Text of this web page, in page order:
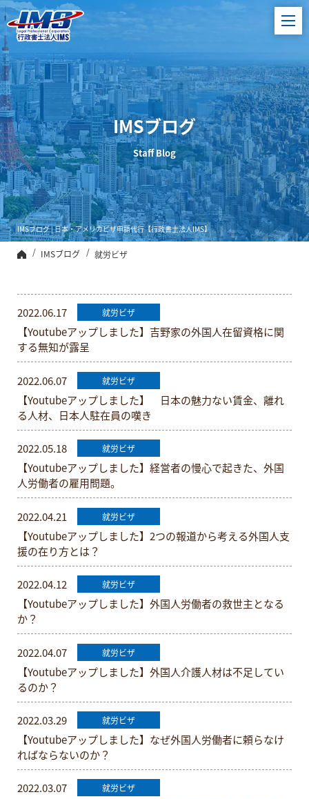
ビザ申請代行、
日本進出企業サ
ポート【行政書
士法人IMS】
IMSブログ | 日本・アメリカビザ申請代行【行政書士法人IMS】
IMSブログ
Staff Blog
IMSブログ 就労ビザ
2022.06.17 就労ビザ
【Youtubeアップしました】吉野家の外国人在留資格に関
する無知が露呈
2022.06.07 就労ビザ
【Youtubeアップしました】 日本の魅力ない賃金、離れ
る人材、日本人駐在員の嘆き
2022.05.18 就労ビザ
【Youtubeアップしました】経営者の慢心で起きた、外国
人労働者の雇用問題。
2022.04.21 就労ビザ
【Youtubeアップしました】2つの報道から考える外国人支
援の在り方とは？
2022.04.12 就労ビザ
【Youtubeアップしました】外国人労働者の救世主となる
か？
2022.04.07 就労ビザ
【Youtubeアップしました】外国人介護人材は不足してい
るのか？
2022.03.29 就労ビザ
【Youtubeアップしました】なぜ外国人労働者に頼らなけ
ればならないのか？
2022.03.07 就労ビザ